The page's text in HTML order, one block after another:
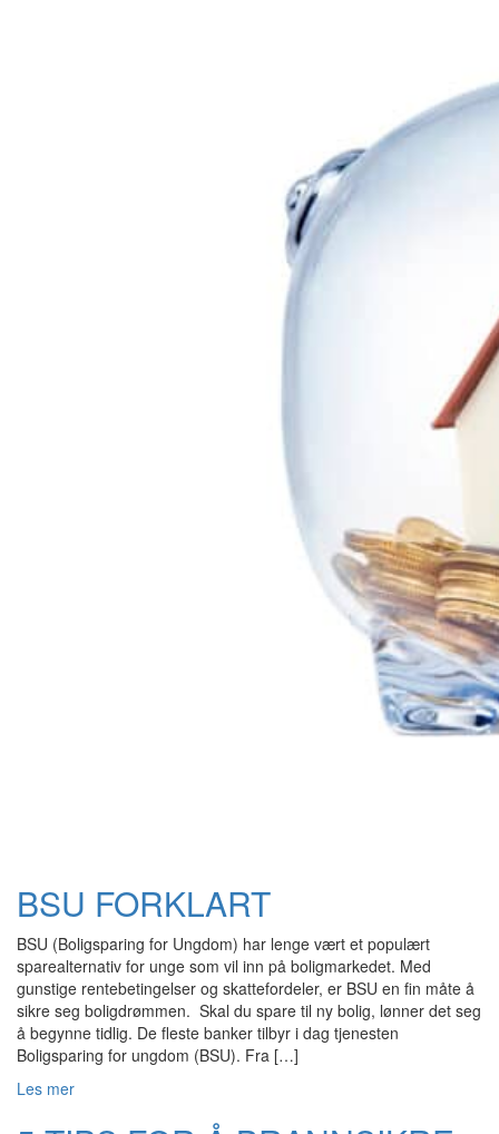
BSU FORKLART
BSU (Boligsparing for Ungdom) har lenge vært et populært
sparealternativ for unge som vil inn på boligmarkedet. Med
gunstige rentebetingelser og skattefordeler, er BSU en fin måte å
sikre seg boligdrømmen. Skal du spare til ny bolig, lønner det seg
å begynne tidlig. De fleste banker tilbyr i dag tjenesten
Boligsparing for ungdom (BSU). Fra […]
Les mer